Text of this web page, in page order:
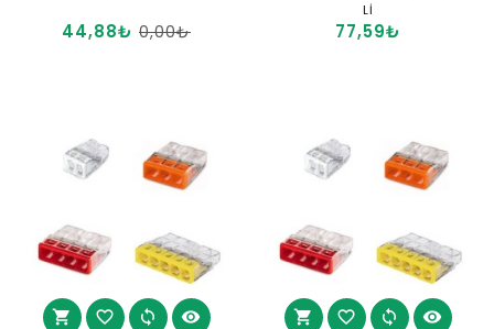
44,88₺ 0,00₺
Lİ
77,59₺
shopping_cart favorite_border sync visibility shopping_cart favorite_border sync visibility